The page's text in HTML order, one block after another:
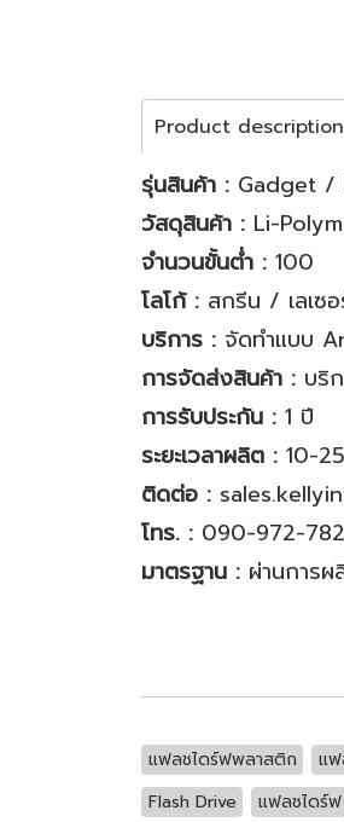
Product description
รุ่นสินค้า : Gadget /
วัสดุสินค้า : Li-
จำนวนขั้นต่ำ : 100
โลโก้ : สกรีน / เลเซ
บริการ : จัดทำแบบ
การจัดส่งสินค้า : บริ
การรับประกัน : 1 ปี
ระยะเวลาผลิต : 10-
ติดต่อ :
โทร. : 090-972-
มาตรฐาน : ผ่านการ
แฟลชไดร์ฟพลาสติก แฟ
Flash Drive
แฟลชไดร์ฟ